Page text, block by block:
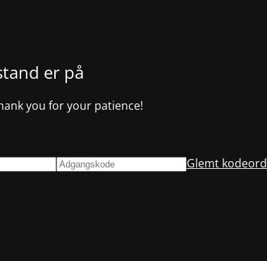
er på
you for your patience!
Glemt kodeord